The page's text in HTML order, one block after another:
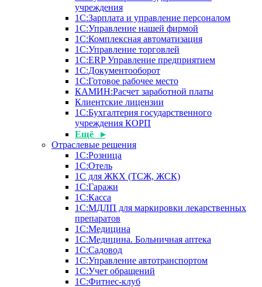
учреждения
1С:Зарплата и управление персоналом
1С:Управление нашей фирмой
1С:Комплексная автоматизация
1С:Управление торговлей
1С:ERP Управление предприятием
1С:Документооборот
1C:Готовое рабочее место
КАМИН:Расчет заработной платы
Клиентские лицензии
1С:Бухгалтерия государственного
учреждения КОРП
Ещё ▸
Отраслевые решения
1С:Розница
1С:Отель
1С для ЖКХ (ТСЖ, ЖСК)
1С:Гаражи
1С:Касса
1С:МДЛП для маркировки лекарственных
препаратов
1С:Медицина
1С:Медицина. Больничная аптека
1С:Садовод
1С:Управление автотранспортом
1С:Учет обращений
1С:Фитнес-клуб